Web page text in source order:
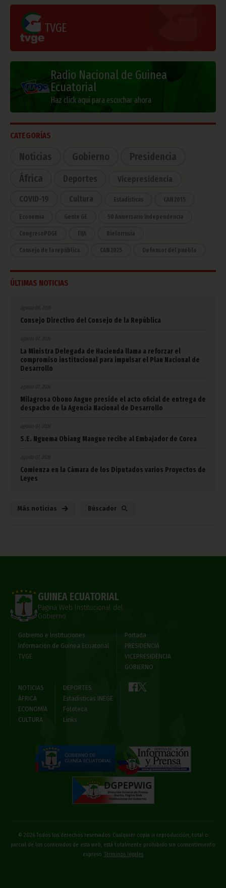
TVGE
Radio Nacional de Guinea
Ecuatorial
Haz click aquí para escuchar ahora
CATEGORÍAS
Noticias Gobierno
Presidencia
África
Deportes Vicepresidencia
COVID-19 Cultura Estadísticas CAN 2015
Economía Gente GE 50 Aniversario Independencia
CongresoPDGE FIJA Bielorrusia
Consejo de la república CAN 2025 Defensor del pueblo
ÚLTIMAS NOTICIAS
agosto 08, 2026
Consejo Directivo del Consejo de la República
agosto 07, 2026
La Ministra Delegada de Hacienda llama a reforzar el
compromiso institucional para impulsar el Plan Nacional de
Desarrollo
agosto 07, 2026
Milagrosa Obono Angue preside el acto oficial de entrega de
despacho de la Agencia Nacional de Desarrollo
agosto 07, 2026
S.E. Nguema Obiang Mangue recibe al Embajador de Corea
agosto 07, 2026
Comienza en la Cámara de los Diputados varios Proyectos de
Leyes
Más noticias Búscador
GUINEA ECUATORIAL
Página Web Institucional del
Gobierno
Gobierno e Instituciones
Información de Guinea Ecuatorial
TVGE
Portada
PRESIDENCIA
VICEPRESIDENCIA
GOBIERNO
NOTICIAS
ÁFRICA
ECONOMÍA
CULTURA
DEPORTES
Estadísticas INEGE
Fototeca
Links
© 2026 Todos los derechos reservados. Cualquier copia o reproducción, total o
parcial de los contenidos de esta web, está totalmente prohibido sin consentimiento
expreso Términos legales